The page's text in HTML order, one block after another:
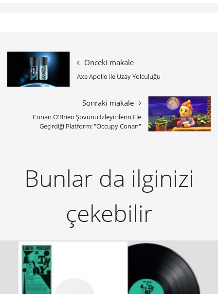
Önceki makale
Axe Apollo ile Uzay Yolculuğu
Sonraki makale
Conan O'Brien Şovunu İzleyicilerin Ele
Geçirdiği Platform: "Occupy Conan"
Bunlar da ilginizi
çekebilir